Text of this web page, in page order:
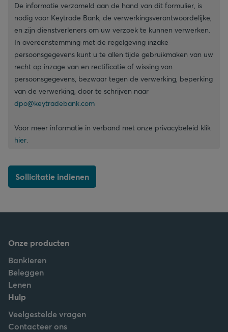
De informatie verzameld aan de hand van dit formulier, is
nodig voor Keytrade Bank, de verwerkingsverantwoordelijke,
en zijn dienstverleners om uw verzoek te kunnen verwerken.
In overeenstemming met de regelgeving inzake
persoonsgegevens kunt u te allen tijde gebruikmaken van uw
recht op inzage van en rectificatie of wissing van
persoonsgegevens, bezwaar tegen de verwerking, beperking
van de verwerking, door te schrijven naar
dpo@keytradebank.com
Voor meer informatie in verband met onze privacybeleid klik
hier.
Sollicitatie indienen
Onze producten
Bankieren
Beleggen
Lenen
Hulp
Veelgestelde vragen
Contacteer ons